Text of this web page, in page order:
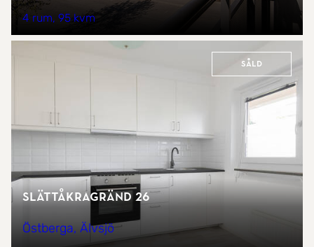
4 rum 95 kvm
Såld
Slättåkragränd 26
Östberga, Älvsjö